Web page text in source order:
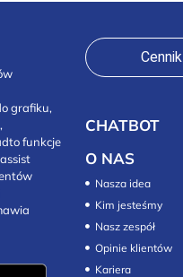
grafiku,
funkcje
Cennik
CHATBOT
O NAS
Nasza idea
Kim jesteśmy
Nasz zespół
Opinie klientów
Kariera